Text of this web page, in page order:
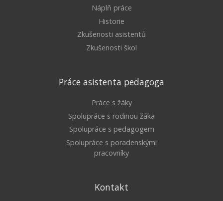
Náplň práce
Historie
Zkušenosti asistentů
Zkušenosti škol
Práce asistenta pedagoga
Práce s žáky
Spolupráce s rodinou žáka
Spolupráce s pedagogem
Spolupráce s poradenskými
pracovníky
Kontakt